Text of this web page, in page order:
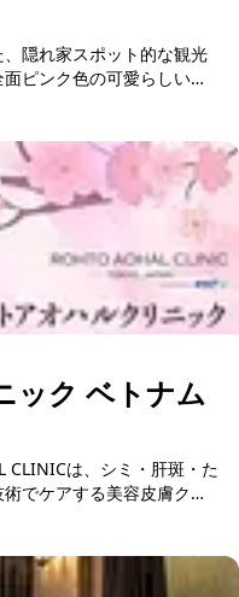
隠れ家スポット的な観光
ピンク色の可愛らしい教
教会の近くにこじんまり
ック ベトナム
CLINICは、シミ・肝斑・た
でケアする美容皮膚クリ
技術で最新機器や美容注